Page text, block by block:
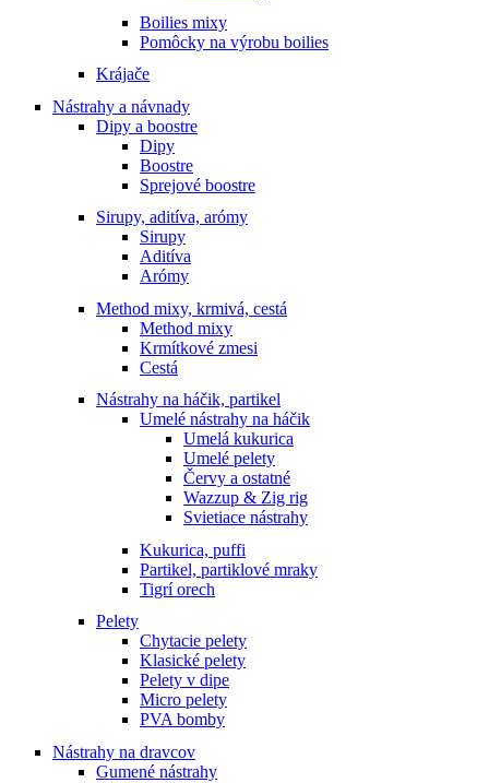
Boilies mixy
Pomôcky na výrobu boilies
Krájače
Nástrahy a návnady
Dipy a boostre
Dipy
Boostre
Sprejové boostre
Sirupy, aditíva, arómy
Sirupy
Aditíva
Arómy
Method mixy, krmivá, cestá
Method mixy
Krmítkové zmesi
Cestá
Nástrahy na háčik, partikel
Umelé nástrahy na háčik
Umelá kukurica
Umelé pelety
Červy a ostatné
Wazzup & Zig rig
Svietiace nástrahy
Kukurica, puffi
Partikel, partiklové mraky
Tigrí orech
Pelety
Chytacie pelety
Klasické pelety
Pelety v dipe
Micro pelety
PVA bomby
Nástrahy na dravcov
Gumené nástrahy